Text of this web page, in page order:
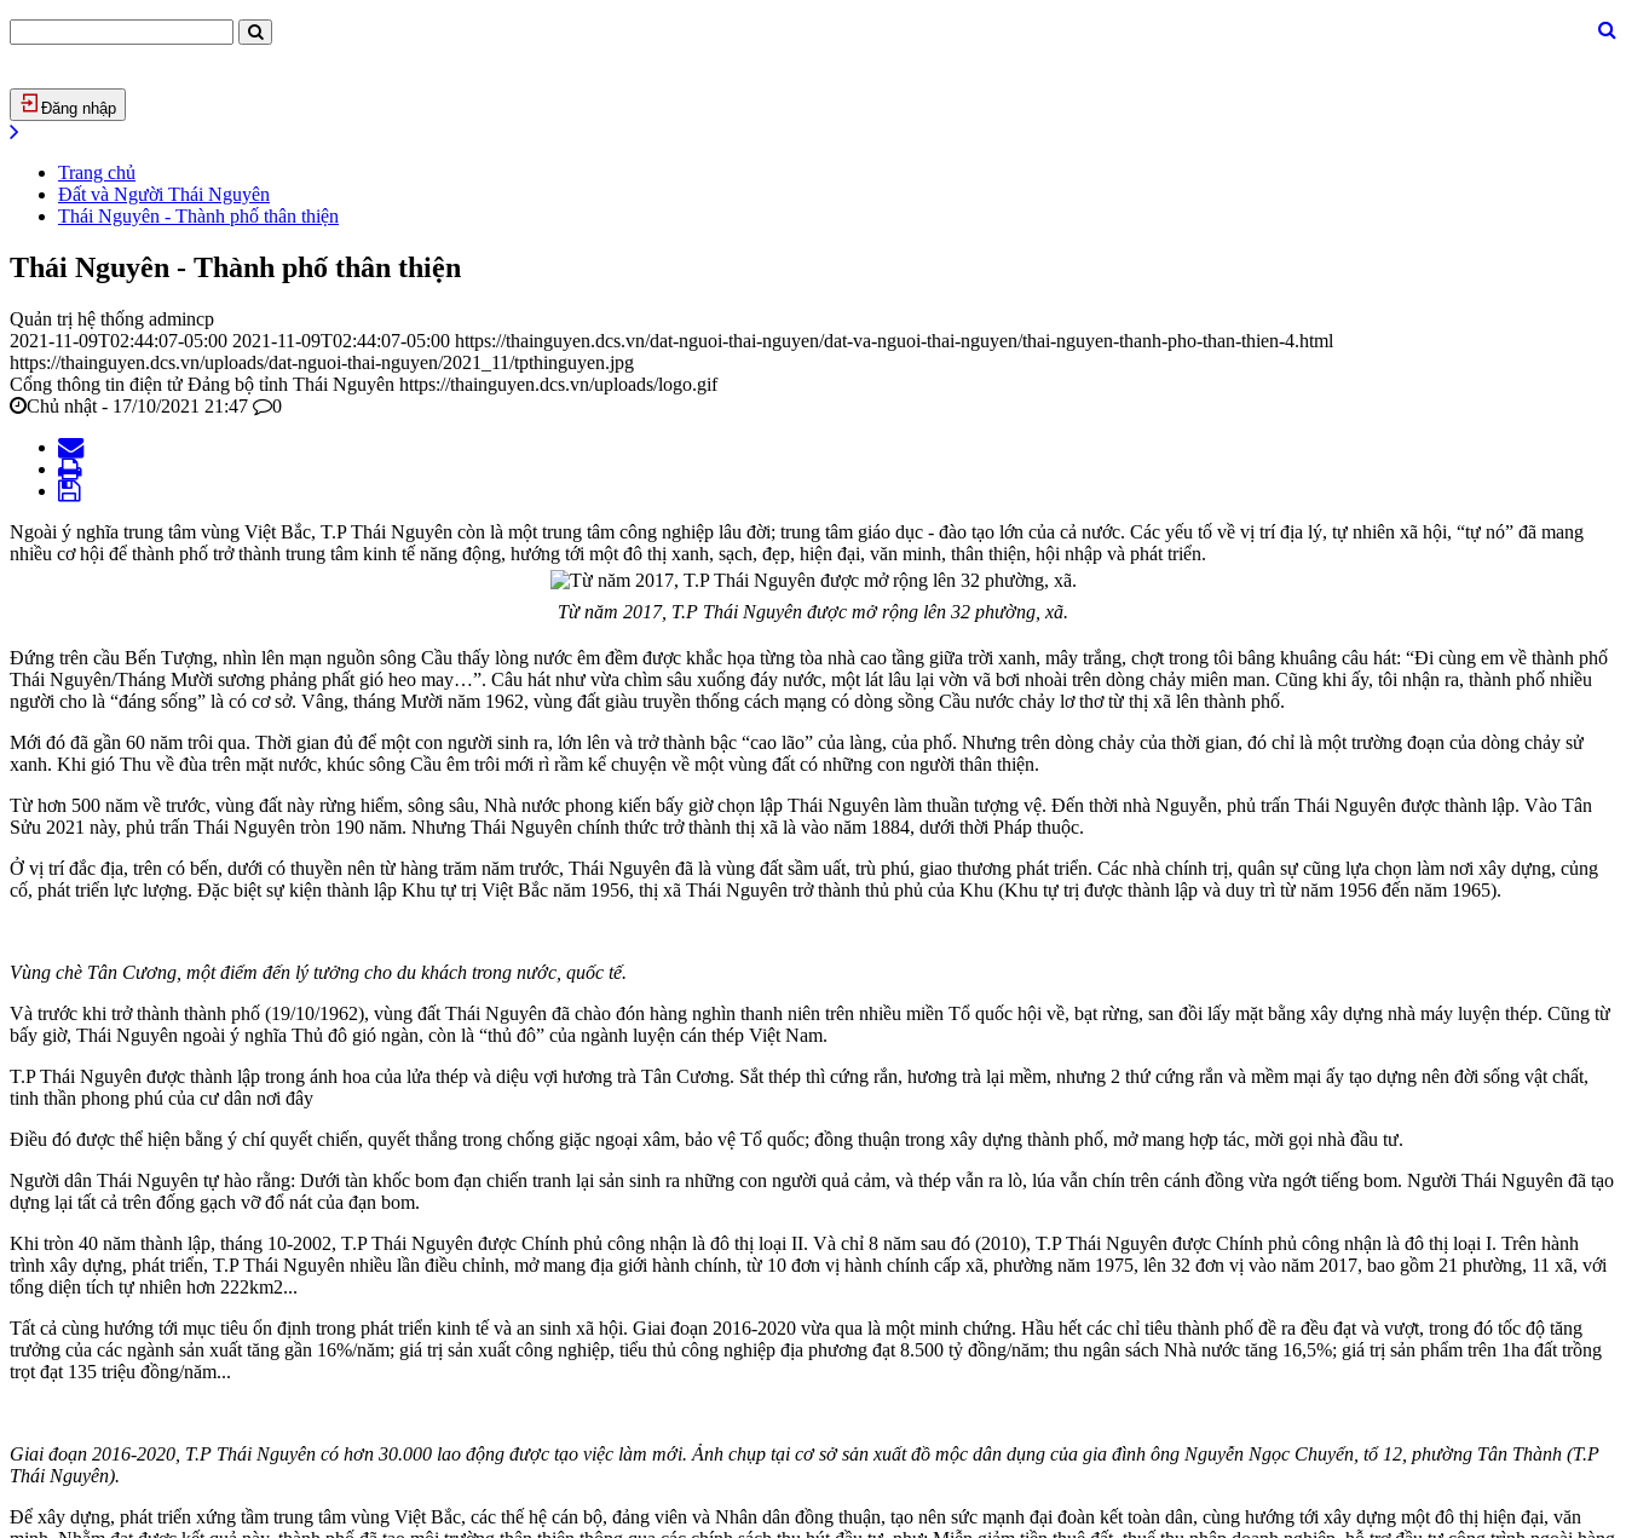
Đăng nhập
Trang chủ
Đất và Người Thái Nguyên
Thái Nguyên - Thành phố thân thiện
Thái Nguyên - Thành phố thân thiện
Quản trị hệ thống admincp
2021-11-09T02:44:07-05:00 2021-11-09T02:44:07-05:00 https://thainguyen.dcs.vn/dat-nguoi-thai-nguyen/dat-va-nguoi-thai-nguyen/thai-nguyen-thanh-pho-than-thien-4.html
https://thainguyen.dcs.vn/uploads/dat-nguoi-thai-nguyen/2021_11/tpthinguyen.jpg
Cổng thông tin điện tử Đảng bộ tỉnh Thái Nguyên https://thainguyen.dcs.vn/uploads/logo.gif
Chủ nhật - 17/10/2021 21:47
0
Ngoài ý nghĩa trung tâm vùng Việt Bắc, T.P Thái Nguyên còn là một trung tâm công nghiệp lâu đời; trung tâm giáo dục - đào tạo lớn của cả nước. Các yếu tố về vị trí địa lý, tự nhiên xã hội, “tự nó” đã mang
nhiều cơ hội để thành phố trở thành trung tâm kinh tế năng động, hướng tới một đô thị xanh, sạch, đẹp, hiện đại, văn minh, thân thiện, hội nhập và phát triển.
Từ năm 2017, T.P Thái Nguyên được mở rộng lên 32 phường, xã.
Đứng trên cầu Bến Tượng, nhìn lên mạn nguồn sông Cầu thấy lòng nước êm đềm được khắc họa từng tòa nhà cao tầng giữa trời xanh, mây trắng, chợt trong tôi bâng khuâng câu hát: “Đi cùng em về thành phố
Thái Nguyên/Tháng Mười sương phảng phất gió heo may…”. Câu hát như vừa chìm sâu xuống đáy nước, một lát lâu lại vờn vã bơi nhoài trên dòng chảy miên man. Cũng khi ấy, tôi nhận ra, thành phố nhiều
người cho là “đáng sống” là có cơ sở. Vâng, tháng Mười năm 1962, vùng đất giàu truyền thống cách mạng có dòng sồng Cầu nước chảy lơ thơ từ thị xã lên thành phố.
Mới đó đã gần 60 năm trôi qua. Thời gian đủ để một con người sinh ra, lớn lên và trở thành bậc “cao lão” của làng, của phố. Nhưng trên dòng chảy của thời gian, đó chỉ là một trường đoạn của dòng chảy sử
xanh. Khi gió Thu về đùa trên mặt nước, khúc sông Cầu êm trôi mới rì rầm kể chuyện về một vùng đất có những con người thân thiện.
Từ hơn 500 năm về trước, vùng đất này rừng hiểm, sông sâu, Nhà nước phong kiến bấy giờ chọn lập Thái Nguyên làm thuần tượng vệ. Đến thời nhà Nguyễn, phủ trấn Thái Nguyên được thành lập. Vào Tân
Sửu 2021 này, phủ trấn Thái Nguyên tròn 190 năm. Nhưng Thái Nguyên chính thức trở thành thị xã là vào năm 1884, dưới thời Pháp thuộc.
Ở vị trí đắc địa, trên có bến, dưới có thuyền nên từ hàng trăm năm trước, Thái Nguyên đã là vùng đất sầm uất, trù phú, giao thương phát triển. Các nhà chính trị, quân sự cũng lựa chọn làm nơi xây dựng, củng
cố, phát triển lực lượng. Đặc biệt sự kiện thành lập Khu tự trị Việt Bắc năm 1956, thị xã Thái Nguyên trở thành thủ phủ của Khu (Khu tự trị được thành lập và duy trì từ năm 1956 đến năm 1965).
Vùng chè Tân Cương, một điểm đến lý tưởng cho du khách trong nước, quốc tế.
Và trước khi trở thành thành phố (19/10/1962), vùng đất Thái Nguyên đã chào đón hàng nghìn thanh niên trên nhiều miền Tổ quốc hội về, bạt rừng, san đồi lấy mặt bằng xây dựng nhà máy luyện thép. Cũng từ
bấy giờ, Thái Nguyên ngoài ý nghĩa Thủ đô gió ngàn, còn là “thủ đô” của ngành luyện cán thép Việt Nam.
T.P Thái Nguyên được thành lập trong ánh hoa của lửa thép và diệu vợi hương trà Tân Cương. Sắt thép thì cứng rắn, hương trà lại mềm, nhưng 2 thứ cứng rắn và mềm mại ấy tạo dựng nên đời sống vật chất,
tinh thần phong phú của cư dân nơi đây
Điều đó được thể hiện bằng ý chí quyết chiến, quyết thắng trong chống giặc ngoại xâm, bảo vệ Tổ quốc; đồng thuận trong xây dựng thành phố, mở mang hợp tác, mời gọi nhà đầu tư.
Người dân Thái Nguyên tự hào rằng: Dưới tàn khốc bom đạn chiến tranh lại sản sinh ra những con người quả cảm, và thép vẫn ra lò, lúa vẫn chín trên cánh đồng vừa ngớt tiếng bom. Người Thái Nguyên đã tạo
dựng lại tất cả trên đống gạch vỡ đổ nát của đạn bom.
Khi tròn 40 năm thành lập, tháng 10-2002, T.P Thái Nguyên được Chính phủ công nhận là đô thị loại II. Và chỉ 8 năm sau đó (2010), T.P Thái Nguyên được Chính phủ công nhận là đô thị loại I. Trên hành
trình xây dựng, phát triển, T.P Thái Nguyên nhiều lần điều chỉnh, mở mang địa giới hành chính, từ 10 đơn vị hành chính cấp xã, phường năm 1975, lên 32 đơn vị vào năm 2017, bao gồm 21 phường, 11 xã, với
tổng diện tích tự nhiên hơn 222km2...
Tất cả cùng hướng tới mục tiêu ổn định trong phát triển kinh tế và an sinh xã hội. Giai đoạn 2016-2020 vừa qua là một minh chứng. Hầu hết các chỉ tiêu thành phố đề ra đều đạt và vượt, trong đó tốc độ tăng
trưởng của các ngành sản xuất tăng gần 16%/năm; giá trị sản xuất công nghiệp, tiểu thủ công nghiệp địa phương đạt 8.500 tỷ đồng/năm; thu ngân sách Nhà nước tăng 16,5%; giá trị sản phẩm trên 1ha đất trồng
trọt đạt 135 triệu đồng/năm...
Giai đoạn 2016-2020, T.P Thái Nguyên có hơn 30.000 lao động được tạo việc làm mới. Ảnh chụp tại cơ sở sản xuất đồ mộc dân dụng của gia đình ông Nguyễn Ngọc Chuyển, tổ 12, phường Tân Thành (T.P
Thái Nguyên).
Để xây dựng, phát triển xứng tầm trung tâm vùng Việt Bắc, các thế hệ cán bộ, đảng viên và Nhân dân đồng thuận, tạo nên sức mạnh đại đoàn kết toàn dân, cùng hướng tới xây dựng một đô thị hiện đại, văn